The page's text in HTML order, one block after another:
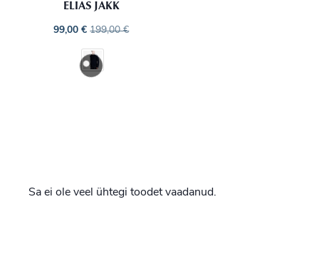
ELIAS JAKK
99,00€ 199,00€
Sa ei ole veel ühtegi toodet vaadanud.